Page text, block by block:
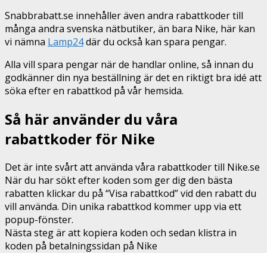
Snabbrabatt.se innehåller även andra rabattkoder till
många andra svenska nätbutiker, än bara Nike, här kan
vi nämna Lamp24där du också kan spara pengar.
Alla vill spara pengar när de handlar online, så innan du
godkänner din nya beställning är det en riktigt bra idé att
söka efter en rabattkod på vår hemsida.
Så här använder du våra
rabattkoder för Nike
Det är inte svårt att använda våra rabattkoder till Nike.se
När du har sökt efter koden som ger dig den bästa
rabatten klickar du på “Visa rabattkod” vid den rabatt du
vill använda. Din unika rabattkod kommer upp via ett
popup-fönster.
Nästa steg är att kopiera koden och sedan klistra in
koden på betalningssidan på Nike